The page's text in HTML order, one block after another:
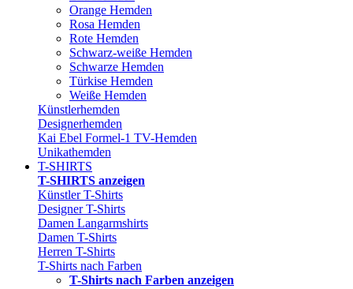
Orange Hemden
Rosa Hemden
Rote Hemden
Schwarz-weiße Hemden
Schwarze Hemden
Türkise Hemden
Weiße Hemden
Künstlerhemden
Designerhemden
Kai Ebel Formel-1 TV-Hemden
Unikathemden
T-SHIRTS
T-SHIRTS anzeigen
Künstler T-Shirts
Designer T-Shirts
Damen Langarmshirts
Damen T-Shirts
Herren T-Shirts
T-Shirts nach Farben
T-Shirts nach Farben anzeigen